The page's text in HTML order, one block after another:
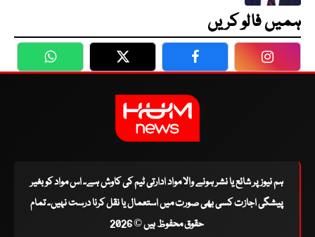
ہمیں فالو کریں
WhatsApp Twitter Facebook
ہم نیوز پر شائع یا نشر ہونے والا مواد ادارتی ٹیم کی کاوش ہے۔ اس مواد کو بغیر
پیشگی اجازت کسی بھی صورت میں استعمال یا نقل کرنا درست نہیں۔ تمام
حقوق محفوظ ہیں © 2026